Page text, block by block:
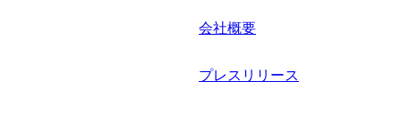
会社概要
プレスリリース